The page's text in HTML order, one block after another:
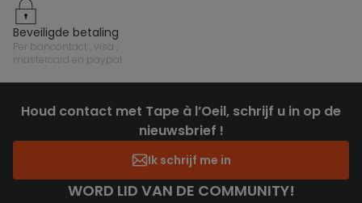
beveiligde betaling
per bancontact , visa ,
mastercard en paypal
Houd contact met Tape à l’Oeil, schrijf u in op de
nieuwsbrief !
Ik schrijf me in
WORD LID VAN DE COMMUNITY!